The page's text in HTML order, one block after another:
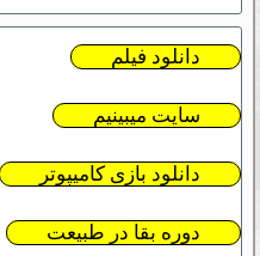
دانلود فیلم
سایت میبینیم
دانلود بازی کامیپوتر
دوره بقا در طبیعت